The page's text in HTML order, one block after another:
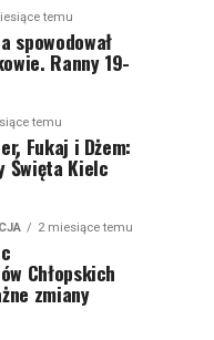
temu
spowodował
Ranny 19-
temu
Fukaj i Dżem:
Święta Kielc
2 miesiące temu
Chłopskich
zmiany